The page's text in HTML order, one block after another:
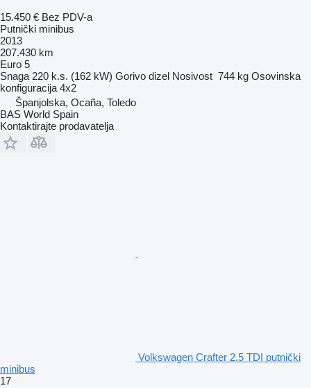
15.450 € Bez PDV-a
Putnički minibus
2013
207.430 km
Euro 5
Snaga 220 k.s. (162 kW) Gorivo dizel Nosivost 744 kg Osovinska
konfiguracija 4x2
Španjolska, Ocaña, Toledo
BAS World Spain
Kontaktirajte prodavatelja
Volkswagen Crafter 2.5 TDI putnički
minibus
17